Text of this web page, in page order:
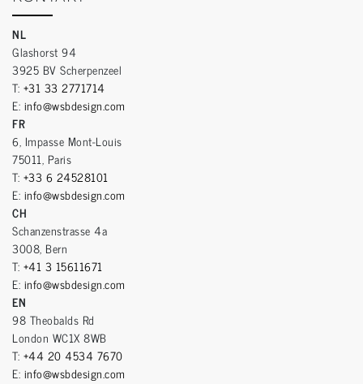
NL
Glashorst 94
3925 BV Scherpenzeel
T: +31 33 2771714
E: info@wsbdesign.com
FR
6, Impasse Mont-Louis
75011, Paris
T: +33 6 24528101
E: info@wsbdesign.com
CH
Schanzenstrasse 4a
3008, Bern
T: +41 3 15611671
E: info@wsbdesign.com
EN
98 Theobalds Rd
London WC1X 8WB
T: +44 20 4534 7670
E: info@wsbdesign.com